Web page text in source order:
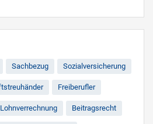
Sachbezug Sozialversicherung
Freiberufler
Lohnverrechnung Beitragsrecht